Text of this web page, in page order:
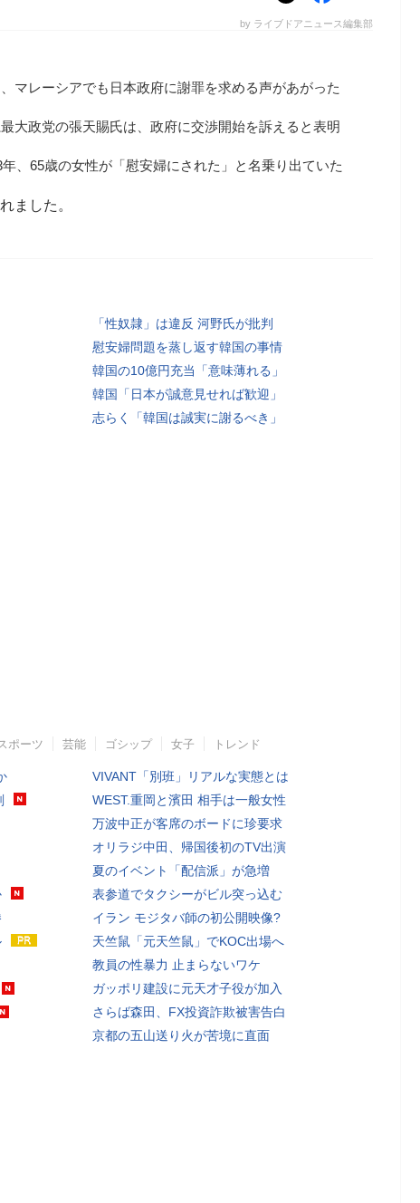
by ライブドアニュース編集部
マレーシアでも日本政府に謝罪を求める声があがった
大政党の張天賜氏は、政府に交渉開始を訴えると表明
、65歳の女性が「慰安婦にされた」と名乗り出ていた
ました。
「性奴隷」は違反 河野氏が批判
慰安婦問題を蒸し返す韓国の事情
韓国の10億円充当「意味薄れる」
韓国「日本が誠意見せれば歓迎」
志らく「韓国は誠実に謝るべき」
ポーツ 芸能 ゴシップ 女子 トレンド
VIVANT「別班」リアルな実態とは
WEST.重岡と濱田 相手は一般女性
万波中正が客席のボードに珍要求
オリラジ中田、帰国後初のTV出演
夏のイベント「配信派」が急増
表参道でタクシーがビル突っ込む
イラン モジタバ師の初公開映像?
天竺鼠「元天竺鼠」でKOC出場へ
教員の性暴力 止まらないワケ
ガッポリ建設に元天才子役が加入
さらば森田、FX投資詐欺被害告白
京都の五山送り火が苦境に直面